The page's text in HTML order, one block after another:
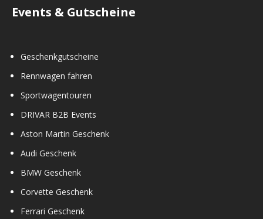
Events & Gutscheine
Geschenkgutscheine
Rennwagen fahren
Sportwagentouren
DRIVAR B2B Events
Aston Martin Geschenk
Audi Geschenk
BMW Geschenk
Corvette Geschenk
Ferrari Geschenk